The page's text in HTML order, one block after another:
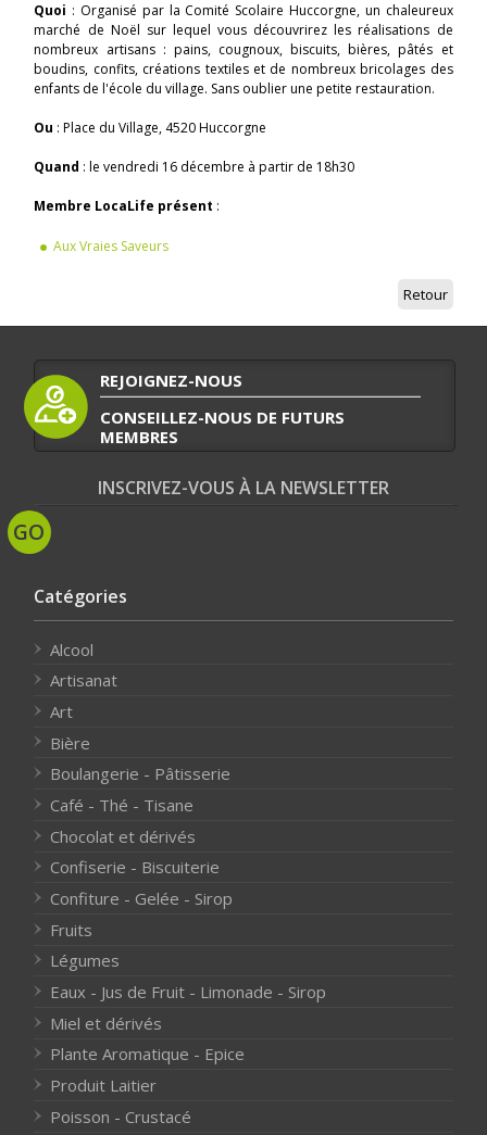
Quoi : Organisé par la Comité Scolaire Huccorgne, un chaleureux
marché de Noël sur lequel vous découvrirez les réalisations de
nombreux artisans : pains, cougnoux, biscuits, bières, pâtés et
boudins, confits, créations textiles et de nombreux bricolages des
enfants de l'école du village. Sans oublier une petite restauration.
Ou : Place du Village, 4520 Huccorgne
Quand : le vendredi 16 décembre à partir de 18h30
Membre LocaLife présent :
Aux Vraies Saveurs
Retour
REJOIGNEZ-NOUS
CONSEILLEZ-NOUS DE FUTURS
MEMBRES
INSCRIVEZ-VOUS À LA NEWSLETTER
Catégories
Alcool
Artisanat
Art
Bière
Boulangerie - Pâtisserie
Café - Thé - Tisane
Chocolat et dérivés
Confiserie - Biscuiterie
Confiture - Gelée - Sirop
Fruits
Légumes
Eaux - Jus de Fruit - Limonade - Sirop
Miel et dérivés
Plante Aromatique - Epice
Produit Laitier
Poisson - Crustacé